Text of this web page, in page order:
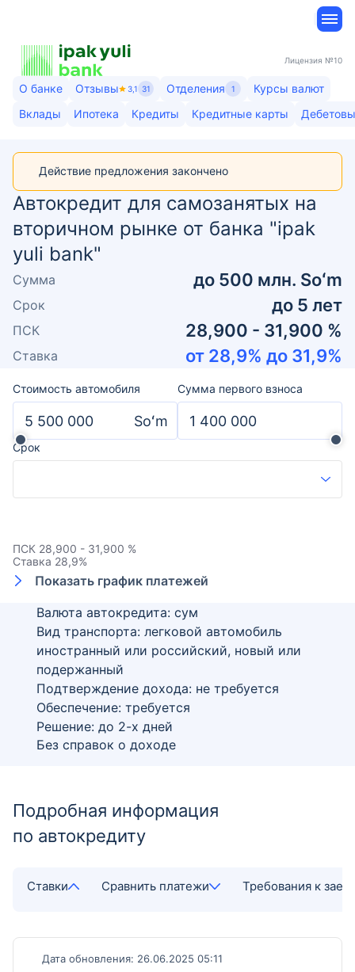
Лицензия №10
О банке Отзывы 3,1 31 Отделения 1
Курсы валют
Вклады
Ипотека Кредиты Кредитные карты
Действие предложения закончено
Автокредит для самозанятых на
вторичном рынке от банка "ipak
yuli bank"
Сумма до 500 млн. Soʻm
Срок до 5 лет
ПСК 28,900 - 31,900 %
Ставка от 28,9% до 31,9%
Валюта автокредита: сум
Вид транспорта: легковой автомобиль
иностранный или российский, новый или
подержанный
Подтверждение дохода: не требуется
Обеспечение: требуется
Решение: до 2-х дней
Без справок о доходе
Стоимость автомобиля
Soʻm
Сумма первого взноса
Срок
ПСК 28,900 - 31,900 %
Ставка 28,9%
Показать график платежей
Подробная информация
по автокредиту
Ставки Сравнить платежи Требования к
Дата обновления: 26.06.2025 05:11